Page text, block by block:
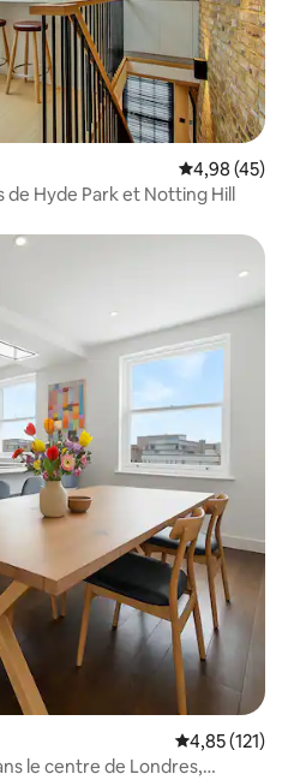
Évaluation
4,98 (45)
Hyde Park et Notting Hill
Évaluation
4,85 (121)
le centre de Londres,